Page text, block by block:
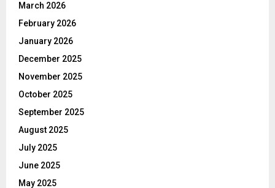
March 2026
February 2026
January 2026
December 2025
November 2025
October 2025
September 2025
August 2025
July 2025
June 2025
May 2025